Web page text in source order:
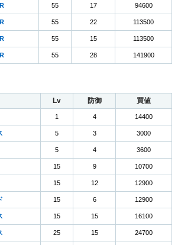
55 17 94600
55 22 113500
55 15 113500
55 28 141900
Lv 防御 買値
1 4 14400
5 3 3000
5 4 3600
15 9 10700
15 12 12900
15 6 12900
15 15 16100
25 15 24700